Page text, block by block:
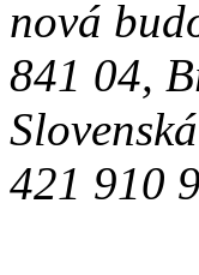
nová
841 04,
421 910